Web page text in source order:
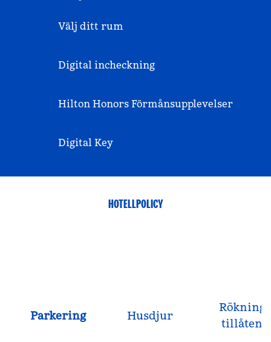
Välj ditt rum
Digital incheckning
Hilton Honors Förmånsupplevelser
Digital Key
HOTELLPOLICY
Parkering Husdjur
Rökning
tillåten